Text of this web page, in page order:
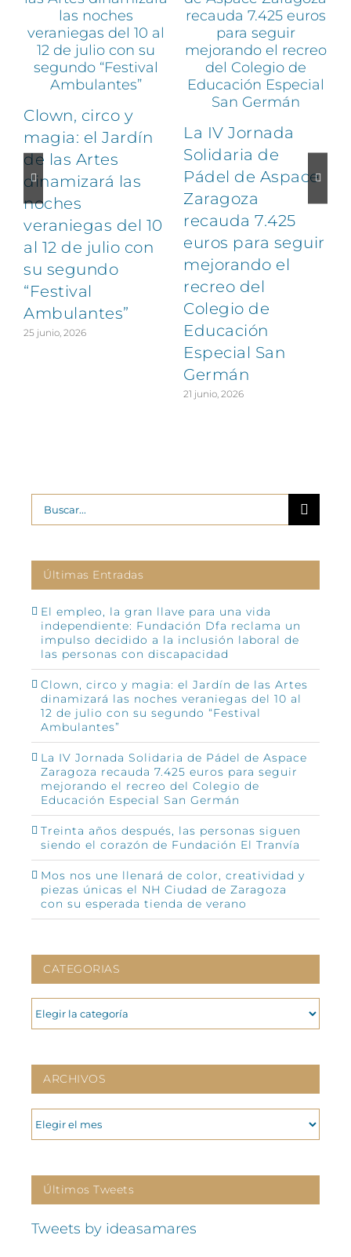
Clown, circo y
magia: el Jardín
de las Artes
dinamizará las
noches
veraniegas del 10
al 12 de julio con
su segundo
“Festival
Ambulantes”
25 junio, 2026
La IV Jornada
Solidaria de
Pádel de Aspace
Zaragoza
recauda 7.425
euros para seguir
mejorando el
recreo del
Colegio de
Educación
Especial San
Germán
21 junio, 2026
Buscar:
Últimas Entradas
El empleo, la gran llave para una vida
independiente: Fundación Dfa reclama un
impulso decidido a la inclusión laboral de
las personas con discapacidad
Clown, circo y magia: el Jardín de las Artes
dinamizará las noches veraniegas del 10 al
12 de julio con su segundo “Festival
Ambulantes”
La IV Jornada Solidaria de Pádel de Aspace
Zaragoza recauda 7.425 euros para seguir
mejorando el recreo del Colegio de
Educación Especial San Germán
Treinta años después, las personas siguen
siendo el corazón de Fundación El Tranvía
Mos nos une llenará de color, creatividad y
piezas únicas el NH Ciudad de Zaragoza
con su esperada tienda de verano
CATEGORIAS
CATEGORIAS
ARCHIVOS
ARCHIVOS
Últimos Tweets
Tweets by ideasamares